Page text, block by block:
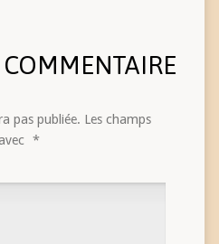
pas publiée. Les champs
*